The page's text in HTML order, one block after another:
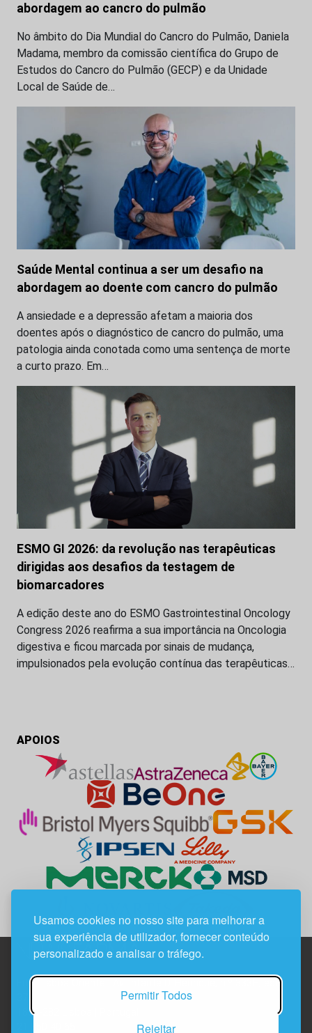
Usamos cookies no nosso site para melhorar a
sua experiência de utilizador, fornecer conteúdo
personalizado e analisar o tráfego.
Permitir Todos
Rejeitar
abordagem ao cancro do pulmão
No âmbito do Dia Mundial do Cancro do Pulmão, Daniela
Madama, membro da comissão científica do Grupo de
Estudos do Cancro do Pulmão (GECP) e da Unidade
Local de Saúde de…
Saúde Mental continua a ser um desafio na
abordagem ao doente com cancro do pulmão
A ansiedade e a depressão afetam a maioria dos
doentes após o diagnóstico de cancro do pulmão, uma
patologia ainda conotada como uma sentença de morte
a curto prazo. Em…
ESMO GI 2026: da revolução nas terapêuticas
dirigidas aos desafios da testagem de
biomarcadores
A edição deste ano do ESMO Gastrointestinal Oncology
Congress 2026 reafirma a sua importância na Oncologia
digestiva e ficou marcada por sinais de mudança,
impulsionados pela evolução contínua das terapêuticas…
APOIOS
Edif. Lisboa Oriente | Av. Infante D. Henrique, n.º 333H, esc.
1800-282 Lisboa | Portugal